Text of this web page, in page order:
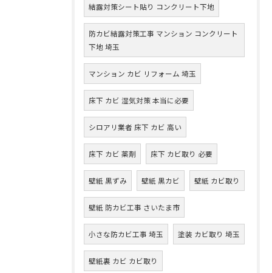
結露対策シート貼り コンクリート下地
防カビ結露対策工事 マンション コンクリート
下地 埼玉
マンション カビ リフォーム 埼玉
床下 カビ 湿気対策 本当に必要
シロアリ業者 床下 カビ 高い
床下 カビ 薬剤 床下 カビ取り 必要
壁紙 黒ずみ 壁紙 黒カビ 壁紙 カビ取り
壁紙 防カビ工事 さいたま市
小さな防カビ工事 埼玉 塗装 カビ取り 埼玉
壁紙裏 カビ カビ取り